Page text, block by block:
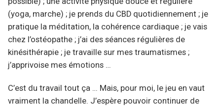
(yoga, marche) ; je prends du CBD quotidiennement ; je
pratique la méditation, la cohérence cardiaque ; je vais
chez l’ostéopathe ; j’ai des séances régulières de
kinésithérapie ; je travaille sur mes traumatismes ;
j’apprivoise mes émotions …
C’est du travail tout ça … Mais, pour moi, le jeu en vaut
vraiment la chandelle. J’espère pouvoir continuer de